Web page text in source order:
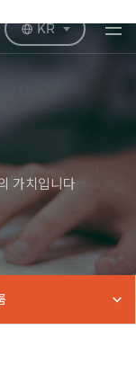
KR
가치입니다